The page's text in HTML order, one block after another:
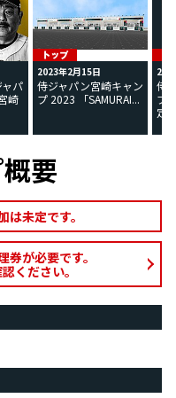
パ
崎
2023年2月15日
侍ジャパン宮崎キャン
プ 2023 「SAMURAI...
侍
プ
定
要
未定です。
が必要です。
ください。